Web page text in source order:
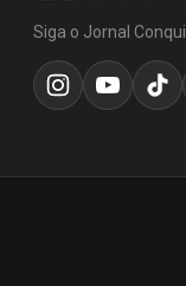
Siga o Jornal